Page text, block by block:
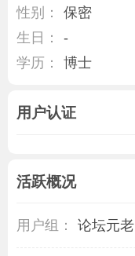
性别：
保密
生日：
-
学历：
博士
用户认证
活跃概况
用户组： 论坛元老